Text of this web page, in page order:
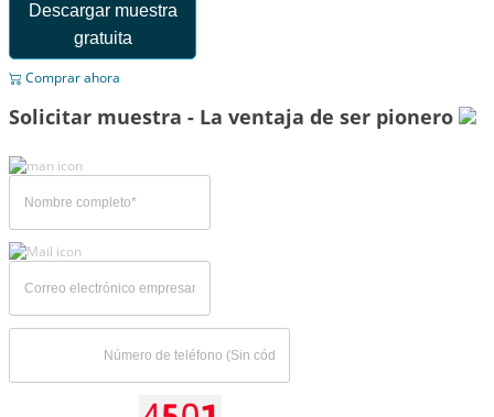
Descargar muestra
gratuita
Comprar ahora
Solicitar muestra - La ventaja de ser pionero